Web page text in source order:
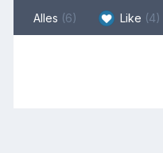
Alles (6) Like (4)